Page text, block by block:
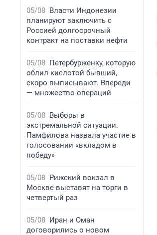
05/08 Власти Индонезии
планируют заключить с
Россией долгосрочный
контракт на поставки нефти
05/08 Петербурженку, которую
облил кислотой бывший,
скоро выписывают. Впереди
— множество операций
05/08 Выборы в
экстремальной ситуации.
Памфилова назвала участие в
голосовании «вкладом в
победу»
05/08 Рижский вокзал в
Москве выставят на торги в
четвертый раз
05/08 Иран и Оман
договорились о новом